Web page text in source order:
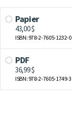
Papier
43,00 $
ISBN: 978-2-7605-1232-0
PDF
36,99 $
ISBN: 978-2-7605-1749-3